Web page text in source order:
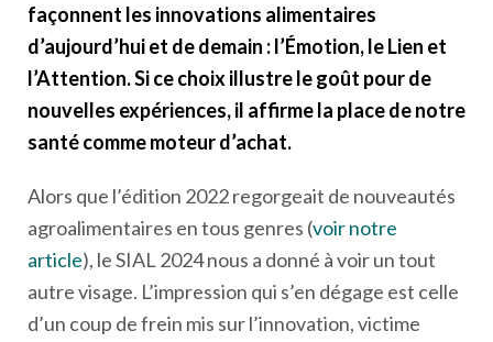
façonnent les innovations alimentaires
d’aujourd’hui et de demain : l’Émotion, le Lien et
l’Attention. Si ce choix illustre le goût pour de
nouvelles expériences, il affirme la place de notre
santé comme moteur d’achat.
Alors que l’édition 2022 regorgeait de nouveautés
agroalimentaires en tous genres (voir notre
article), le SIAL 2024 nous a donné à voir un tout
autre visage. L’impression qui s’en dégage est celle
d’un coup de frein mis sur l’innovation, victime